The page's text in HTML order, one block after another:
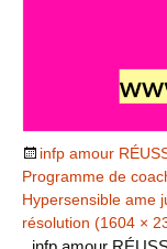
infp amour
Programme de
Hypersensible ame
résolution (1604 ×